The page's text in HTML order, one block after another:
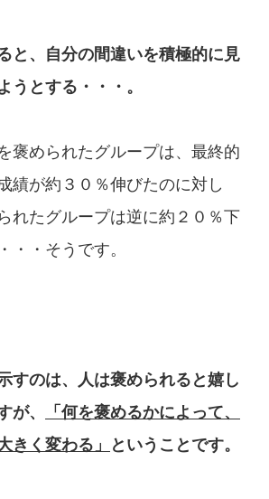
と、自分の間違いを積極的に見
うとする・・・。
褒められたグループは、最終的
績が約３０％伸びたのに対し
れたグループは逆に約２０％下
・・そうです。
すのは、人は褒められると嬉し
が、
「何を褒めるかによって、
きく変わる」
ということです。